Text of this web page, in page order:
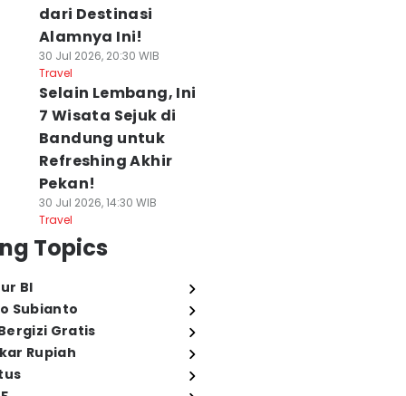
dari Destinasi
Alamnya Ini!
30 Jul 2026, 20:30 WIB
Travel
Selain Lembang, Ini
7 Wisata Sejuk di
Bandung untuk
Refreshing Akhir
Pekan!
30 Jul 2026, 14:30 WIB
Travel
Topics
BI
Subianto
Gratis
Rupiah